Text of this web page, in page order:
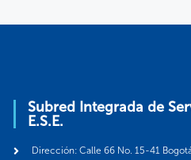
Subred Integrada de
E.S.E.
Dirección: Calle 66 No. 15-41